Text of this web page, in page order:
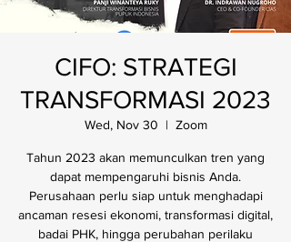
CIFO: STRATEGI
TRANSFORMASI 2023
Wed, Nov 30
  |
Zoom
Tahun 2023 akan memunculkan tren yang
dapat mempengaruhi bisnis Anda.
Perusahaan perlu siap untuk menghadapi
ancaman resesi ekonomi, transformasi digital,
badai PHK, hingga perubahan perilaku